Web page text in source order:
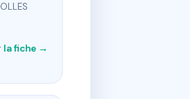
la fiche →